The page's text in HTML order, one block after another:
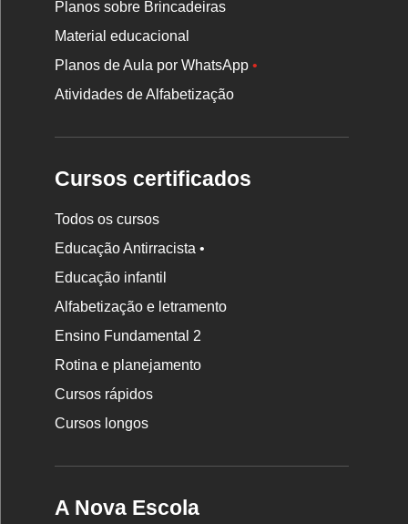
Planos sobre Brincadeiras
Material educacional
Planos de Aula por WhatsApp•
Atividades de Alfabetização
Cursos certificados
Todos os cursos
Educação Antirracista •
Educação infantil
Alfabetização e letramento
Ensino Fundamental 2
Rotina e planejamento
Cursos rápidos
Cursos longos
A Nova Escola